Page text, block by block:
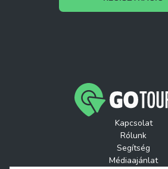
Kapcsolat
Rólunk
Segítség
Médiaajánlat